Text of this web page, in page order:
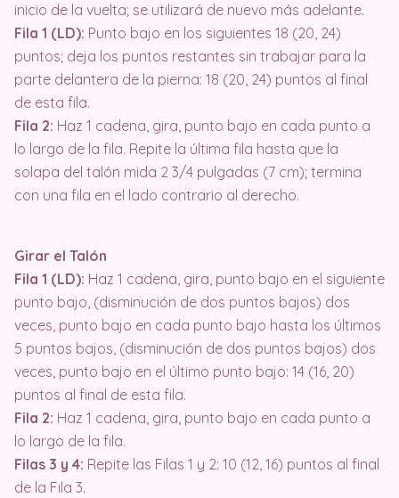
inicio de la vuelta; se utilizará de nuevo más adelante.
Fila 1 (LD): Punto bajo en los siguientes 18 (20, 24)
puntos; deja los puntos restantes sin trabajar para la
parte delantera de la pierna: 18 (20, 24) puntos al final
de esta fila.
Fila 2: Haz 1 cadena, gira, punto bajo en cada punto a
lo largo de la fila. Repite la última fila hasta que la
solapa del talón mida 2 3/4 pulgadas (7 cm); termina
con una fila en el lado contrario al derecho.
Girar el Talón
Fila 1 (LD): Haz 1 cadena, gira, punto bajo en el siguiente
punto bajo, (disminución de dos puntos bajos) dos
veces, punto bajo en cada punto bajo hasta los últimos
5 puntos bajos, (disminución de dos puntos bajos) dos
veces, punto bajo en el último punto bajo: 14 (16, 20)
puntos al final de esta fila.
Fila 2: Haz 1 cadena, gira, punto bajo en cada punto a
lo largo de la fila.
Filas 3 y 4: Repite las Filas 1 y 2: 10 (12, 16) puntos al final
de la Fila 3.